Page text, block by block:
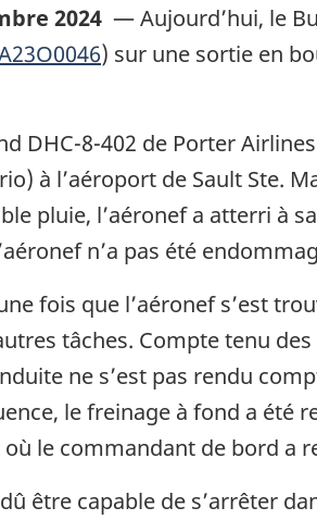
2024 —Aujourd’hui, le
) sur une sortie en
DHC-8-402 de Porter
à l’aéroport de Sault Ste.
pluie, l’aéronef a atterri à
n’a pas été
fois que l’aéronef s’est
tâches. Compte tenu
ne s’est pas rendu
le freinage à fond a été
le commandant de bord a
être capable de s’arrêter